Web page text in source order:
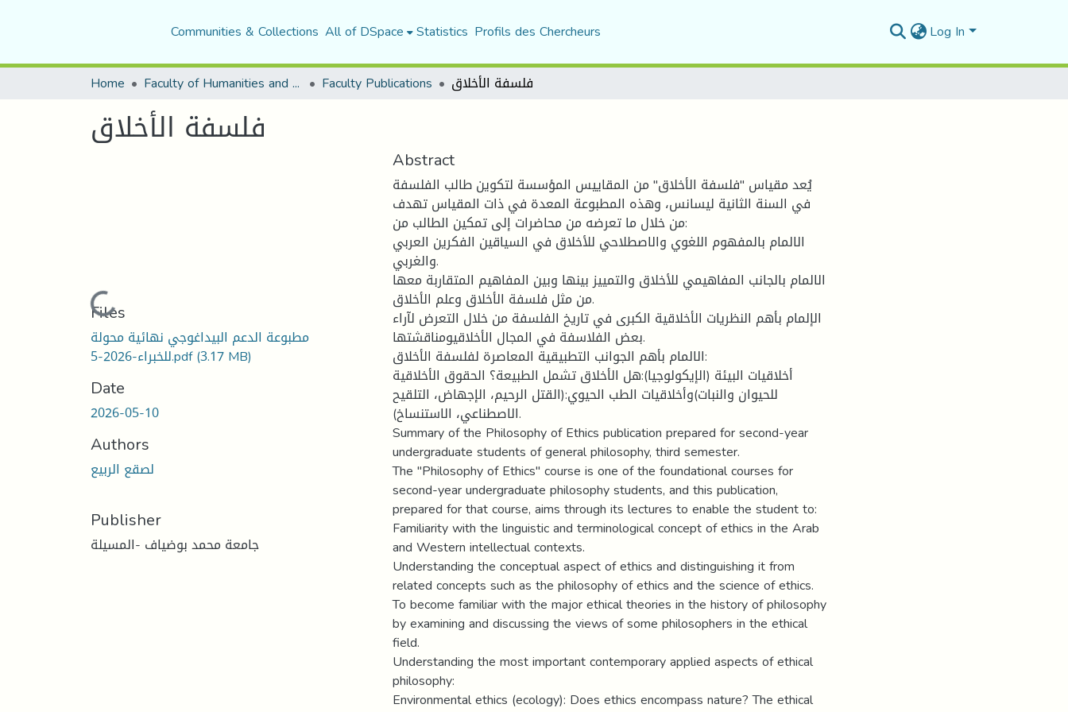
Communities & Collections All of DSpace Statistics Profils des Chercheurs Log In
Home Faculty of Humanities and Social Sciences Faculty Publications فلسفة الأخلاق
فلسفة الأخلاق
Loading...
Files
مطبوعة الدعم البيداغوجي نهائية محولة
للخبراء-2026-5.pdf(3.17 MB)
Date
2026-05-10
Authors
لصقع الربيع
Publisher
جامعة محمد بوضياف -المسيلة
Abstract
يُعد مقياس "فلسفة الأخلاق" من المقاييس المؤسسة لتكوين طالب الفلسفة
في السنة الثانية ليسانس، وهذه المطبوعة المعدة في ذات المقياس تهدف
من خلال ما تعرضه من محاضرات إلى تمكين الطالب من:
الالمام بالمفهوم اللغوي والاصطلاحي للأخلاق في السياقين الفكرين العربي
والغربي.
الالمام بالجانب المفاهيمي للأخلاق والتمييز بينها وبين المفاهيم المتقاربة معها
من مثل فلسفة الأخلاق وعلم الأخلاق.
الإلمام بأهم النظريات الأخلاقية الكبرى في تاريخ الفلسفة من خلال التعرض لآراء
بعض الفلاسفة في المجال الأخلاقيومناقشتها.
الالمام بأهم الجوانب التطبيقية المعاصرة لفلسفة الأخلاق:
أخلاقيات البيئة (الإيكولوجيا):هل الأخلاق تشمل الطبيعة؟ الحقوق الأخلاقية
للحيوان والنبات)وأخلاقيات الطب الحيوي:(القتل الرحيم، الإجهاض، التلقيح
الاصطناعي، الاستنساخ).
Summary of the Philosophy of Ethics publication prepared for second-year
undergraduate students of general philosophy, third semester.
The "Philosophy of Ethics" course is one of the foundational courses for
second-year undergraduate philosophy students, and this publication,
prepared for that course, aims through its lectures to enable the student to:
Familiarity with the linguistic and terminological concept of ethics in the Arab
and Western intellectual contexts.
Understanding the conceptual aspect of ethics and distinguishing it from
related concepts such as the philosophy of ethics and the science of ethics.
To become familiar with the major ethical theories in the history of philosophy
by examining and discussing the views of some philosophers in the ethical
field.
Understanding the most important contemporary applied aspects of ethical
philosophy:
Environmental ethics (ecology): Does ethics encompass nature? The ethical